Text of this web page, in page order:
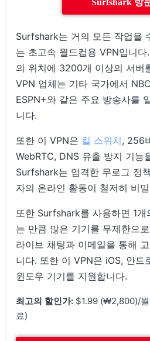
Surfshark는 거의 모든 작업을
는 초고속 월드컵용 VPN입니
의 위치에 3200개 이상의 서버
VPN 업체는 기타 국가에서
ESPN+와 같은 주요 방송사를
니다.
또한 이 VPN은 킬 스위치, 256
WebRTC, DNS 유출 방지 기능
Surfshark는 엄격한 무로그 정
자의 온라인 활동이 철저히 비
또한 Surfshark를 사용하면 1
는 만큼 많은 기기를 무제한으
라이브 채팅과 이메일을 통해
니다. 또한 이 VPN은 iOS, 안드
윈도우 기기를 지원합니다.
최고의 할인가: $1.99 (₩2,800)/
료)